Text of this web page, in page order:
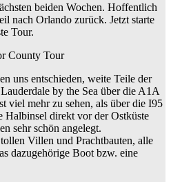
beiden Wochen. Hoffentlich
nach Orlando zurück. Jetzt starte
Tour.
uns entschieden, weite Teile der
by the Sea über die A1A
viel mehr zu sehen, als über die I95
direkt vor der Ostküste
sehr schön angelegt.
Villen und Prachtbauten, alle
dazugehörige Boot bzw. eine